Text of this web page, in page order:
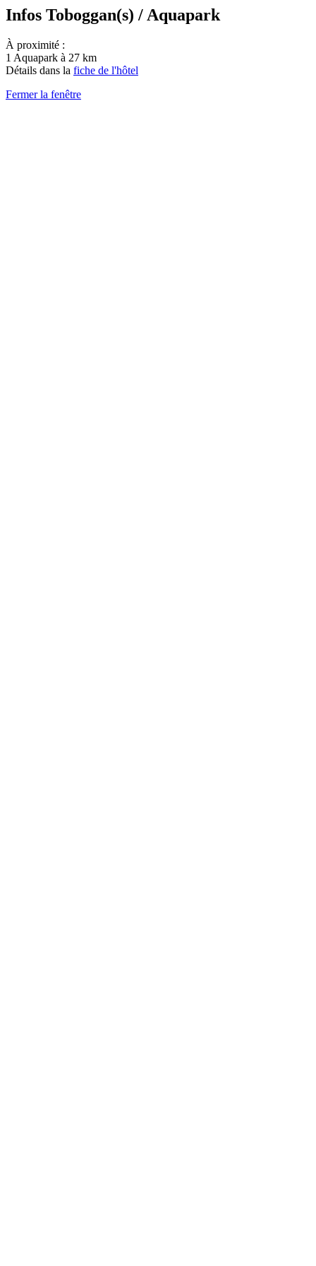
Infos Toboggan(s) / Aquapark
À proximité :
1 Aquapark à 27 km
Détails dans la fiche de l'hôtel
Fermer la fenêtre